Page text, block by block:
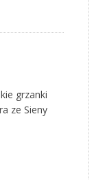
grzanki
ze Sieny